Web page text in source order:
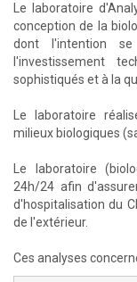
Le laboratoire
conception de la
dont l'intention
l'investissement
sophistiqués et à la
Le laboratoire
milieux biologiques
Le laboratoire
24h/24 afin
d'hospitalisation du
de l'extérieur.
Ces analyses